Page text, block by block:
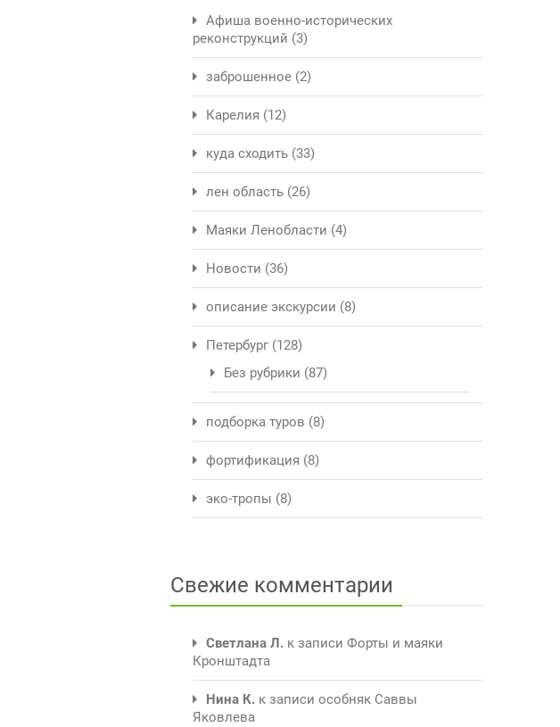
Афиша военно-исторических
реконструкций (3)
заброшенное (2)
Карелия (12)
куда сходить (33)
лен область (26)
Маяки Ленобласти (4)
Новости (36)
описание экскурсии (8)
Петербург (128)
Без рубрики (87)
подборка туров (8)
фортификация (8)
эко-тропы (8)
Свежие комментарии
Светлана Л. к записи Форты и маяки
Кронштадта
Нина К. к записи особняк Саввы
Яковлева